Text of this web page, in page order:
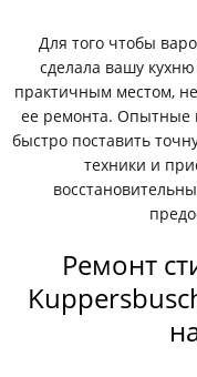
Для того чтобы
сделала вашу
практичным местом,
ее ремонта. Опытные
быстро поставить
техники и
Ремонт